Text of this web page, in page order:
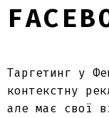
Таргетинг у
контекстну
але має свої